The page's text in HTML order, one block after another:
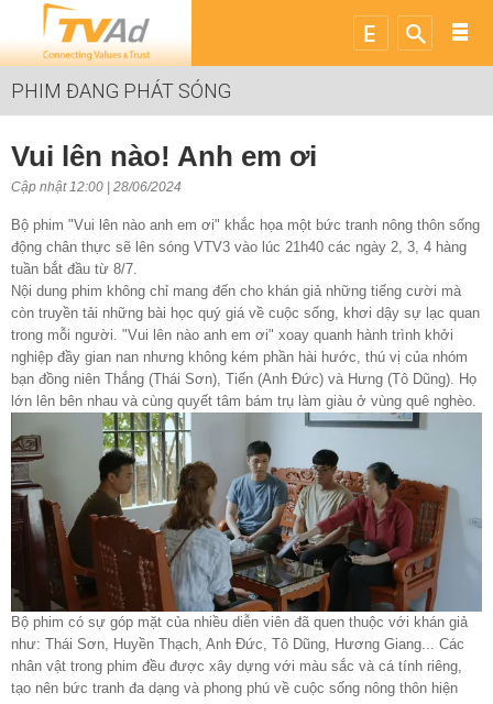
PHIM ĐANG PHÁT SÓNG
Vui lên nào! Anh em ơi
Cập nhật 12:00 | 28/06/2024
Bộ phim "Vui lên nào anh em ơi" khắc họa một bức tranh nông thôn sống
động chân thực sẽ lên sóng VTV3 vào lúc 21h40 các ngày 2, 3, 4 hàng
tuần bắt đầu từ 8/7.
Nội dung phim không chỉ mang đến cho khán giả những tiếng cười mà
còn truyền tải những bài học quý giá về cuộc sống, khơi dậy sự lạc quan
trong mỗi người. "Vui lên nào anh em ơi" xoay quanh hành trình khởi
nghiệp đầy gian nan nhưng không kém phần hài hước, thú vị của nhóm
bạn đồng niên Thắng (Thái Sơn), Tiến (Anh Đức) và Hưng (Tô Dũng). Họ
lớn lên bên nhau và cùng quyết tâm bám trụ làm giàu ở vùng quê nghèo.
Bộ phim có sự góp mặt của nhiều diễn viên đã quen thuộc với khán giả
như: Thái Sơn, Huyền Thạch, Anh Đức, Tô Dũng, Hương Giang... Các
nhân vật trong phim đều được xây dựng với màu sắc và cá tính riêng,
tạo nên bức tranh đa dạng và phong phú về cuộc sống nông thôn hiện